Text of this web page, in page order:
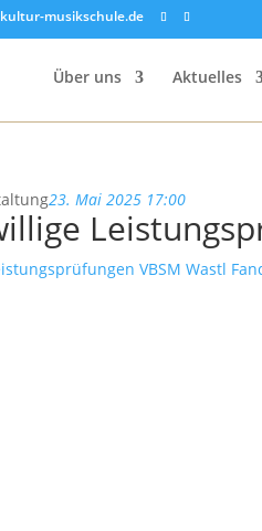
musikschule.de
Über uns Aktuelles
23. Mai 2025 17:00
VBSM Wastl